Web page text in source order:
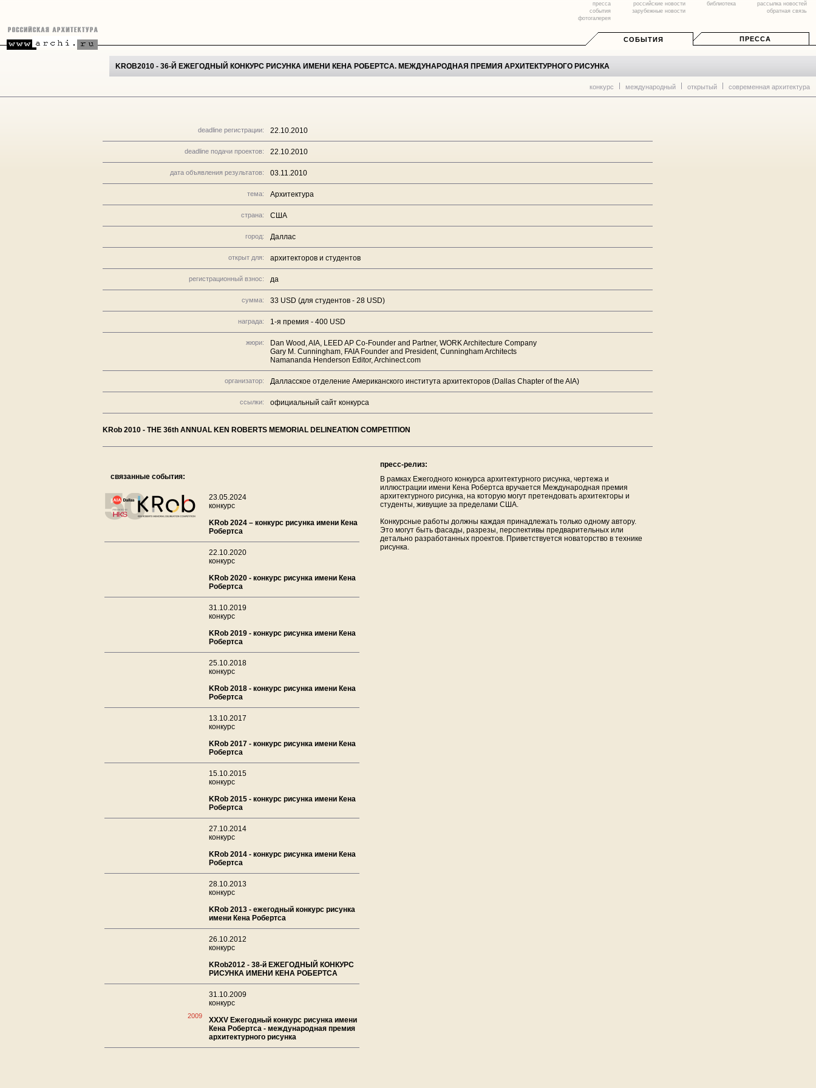
пресса
события
фотогалерея
российские новости
зарубежные новости
библиотека
рассылка новостей
обратная связь
СОБЫТИЯ ПРЕССА
KROB2010 - 36-Й ЕЖЕГОДНЫЙ КОНКУРС РИСУНКА ИМЕНИ КЕНА РОБЕРТСА. МЕЖДУНАРОДНАЯ ПРЕМИЯ АРХИТЕКТУРНОГО РИСУНКА
конкурс международный открытый современная архитектура
deadline регистрации: 22.10.2010
deadline подачи проектов: 22.10.2010
дата объявления результатов: 03.11.2010
тема: Архитектура
страна: США
город: Даллас
открыт для: архитекторов и студентов
регистрационный взнос: да
сумма: 33 USD (для студентов - 28 USD)
награда: 1-я премия - 400 USD
жюри:
Dan Wood, AIA, LEED AP Co-Founder and Partner, WORK Architecture Company
Gary M. Cunningham, FAIA Founder and President, Cunningham Architects
Namananda Henderson Editor, Archinect.com
организатор: Далласское отделение Американского института архитекторов (Dallas Chapter of the AIA)
ссылки: официальный сайт конкурса
KRob 2010 - THE 36th ANNUAL KEN ROBERTS MEMORIAL DELINEATION COMPETITION
связанные события:
23.05.2024
конкурс
KRob 2024 – конкурс рисунка имени Кена
Робертса
22.10.2020
конкурс
KRob 2020 - конкурс рисунка имени Кена
Робертса
31.10.2019
конкурс
KRob 2019 - конкурс рисунка имени Кена
Робертса
25.10.2018
конкурс
KRob 2018 - конкурс рисунка имени Кена
Робертса
13.10.2017
конкурс
KRob 2017 - конкурс рисунка имени Кена
Робертса
15.10.2015
конкурс
KRob 2015 - конкурс рисунка имени Кена
Робертса
27.10.2014
конкурс
KRob 2014 - конкурс рисунка имени Кена
Робертса
28.10.2013
конкурс
KRob 2013 - ежегодный конкурс рисунка
имени Кена Робертса
26.10.2012
конкурс
KRob2012 - 38-й ЕЖЕГОДНЫЙ КОНКУРС
РИСУНКА ИМЕНИ КЕНА РОБЕРТСА
2009
31.10.2009
конкурс
XXXV Ежегодный конкурс рисунка имени
Кена Робертса - международная премия
архитектурного рисунка
пресс-релиз:
В рамках Ежегодного конкурса архитектурного рисунка, чертежа и
иллюстрации имени Кена Робертса вручается Международная премия
архитектурного рисунка, на которую могут претендовать архитекторы и
студенты, живущие за пределами США.
Конкурсные работы должны каждая принадлежать только одному автору.
Это могут быть фасады, разрезы, перспективы предварительных или
детально разработанных проектов. Приветствуется новаторство в технике
рисунка.